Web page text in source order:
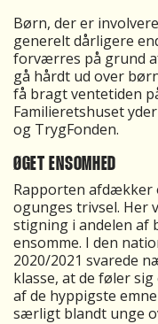
Børn, der er
generelt dårligere
forværres på grund
gå hårdt ud over
få bragt ventetiden
Familieretshuset
og TrygFonden.
ØGET ENSOMHED
Rapporten afdækker
ogunges trivsel. Her
stigning i andelen af
ensomme. I den
2020/2021 svarede
klasse, at de føler
af de hyppigste
særligt blandt unge